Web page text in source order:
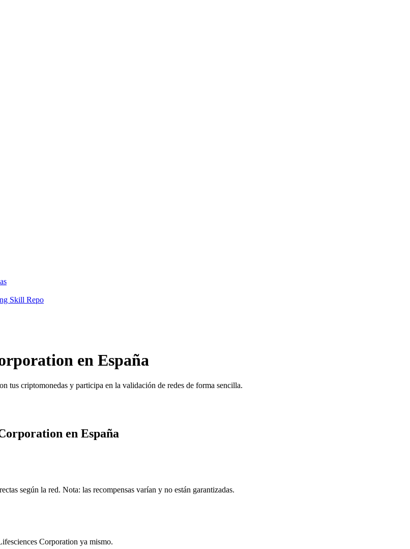
Skill Repo
en España
tus criptomonedas y participa en la validación de redes de forma sencilla.
en España
según la red. Nota: las recompensas varían y no están garantizadas.
Corporation ya mismo.